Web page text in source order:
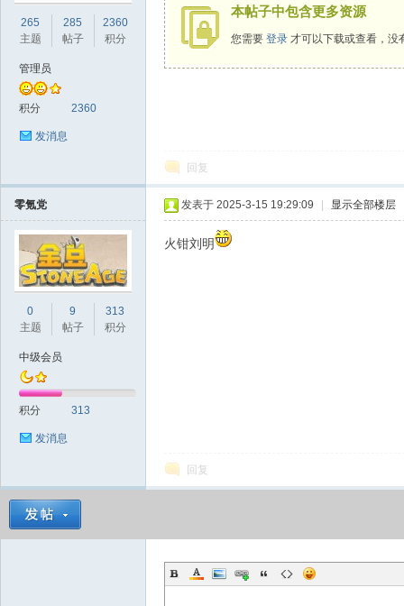
uz!
Bo
265
主题
285
帖子
2360
积分
管理员
积分 2360
发消息
本帖子中包含更多资源
您需要 登录 才可以下载或查看，没
回复
零氪党
0
主题
9
帖子
313
积分
中级会员
积分 313
发消息
发表于 2025-3-15 19:29:09 显示全部楼层
火钳刘明
回复